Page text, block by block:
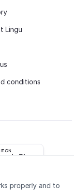
properly and to
Lingu
conditions